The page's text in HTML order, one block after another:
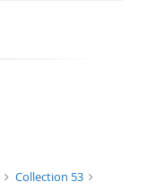
Collection 53